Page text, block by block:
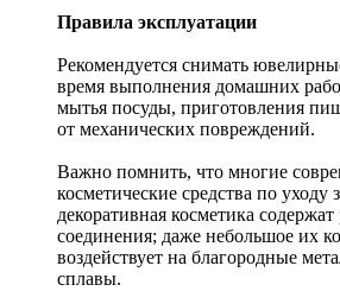
Правила эксплуатации
Рекомендуется снимать
время выполнения домашних
мытья посуды, приготовления
от механических повреждений.
Важно помнить, что многие
косметические средства по уходу
декоративная косметика
соединения; даже небольшое их
воздействует на благородные
сплавы.